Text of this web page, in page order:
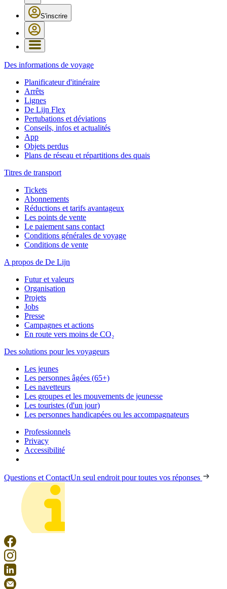
S'inscrire
Des informations de voyage
Planificateur d'itinéraire
Arrêts
Lignes
De Lijn Flex
Pertubations et déviations
Conseils, infos et actualités
App
Objets perdus
Plans de réseau et répartitions des quais
Titres de transport
Tickets
Abonnements
Réductions et tarifs avantageux
Les points de vente
Le paiement sans contact
Conditions générales de voyage
Conditions de vente
A propos de De Lijn
Futur et valeurs
Organisation
Projets
Jobs
Presse
Campagnes et actions
En route vers moins de CO₂
Des solutions pour les voyageurs
Les jeunes
Les personnes âgées (65+)
Les navetteurs
Les groupes et les mouvements de jeunesse
Les touristes (d'un jour)
Les personnes handicapées ou les accompagnateurs
Professionnels
Privacy
Accessibilité
Questions et ContactUn seul endroit pour toutes vos réponses